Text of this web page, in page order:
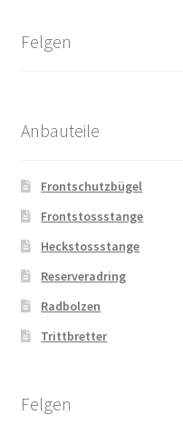
Felgen
Anbauteile
Frontschutzbügel
Frontstossstange
Heckstossstange
Reserveradring
Radbolzen
Trittbretter
Felgen